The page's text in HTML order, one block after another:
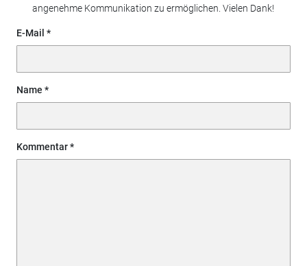
angenehme Kommunikation zu ermöglichen. Vielen Dank!
E-Mail
Name
Kommentar